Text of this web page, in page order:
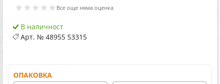
★★★★★ Все още няма оценка
В наличност
Арт. № 48955 53315
ОПАКОВКА